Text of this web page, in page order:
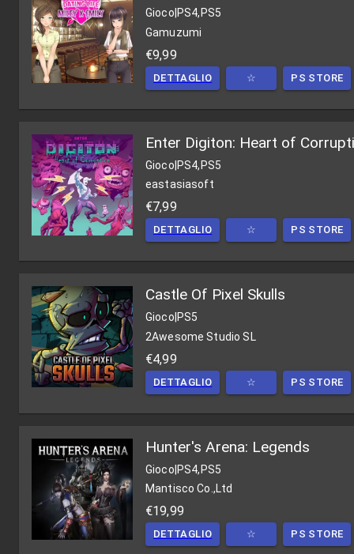
Gioco PS4,PS5
Gamuzumi
€9,99
DETTAGLIO ☆ PS STORE
Enter Digiton: Heart of
Gioco|PS4,PS5
eastasiasoft
€7,99
DETTAGLIO ☆ PS STORE
Castle Of Pixel Skulls
Gioco PS5
2Awesome Studio SL
€4,99
DETTAGLIO ☆ PS STORE
Hunter's Arena: Legends
Gioco|PS4,PS5
Mantisco Co.,Ltd
€19,99
DETTAGLIO ☆ PS STORE